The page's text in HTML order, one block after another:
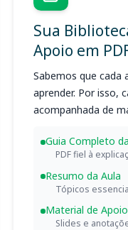
Sua
Apoio em
Sabemos que
aprender. Por isso,
acompanhada de
Guia Completo
PDF fiel à
Resumo da Aula
Tópicos
Material de Apoio
Slides e